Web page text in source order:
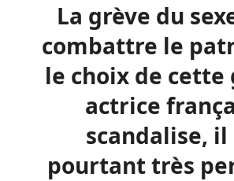
La grève du
combattre le
le choix de cette
actrice
scandalise, il
pourtant très